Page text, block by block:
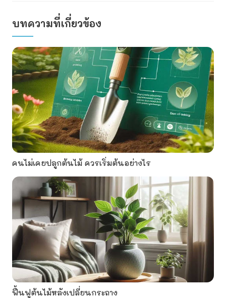
บทความที่เกี่ยวข้อง
คนไม่เคยปลูกต้นไม้ ควรเริ่มต้นอย่างไร
ฟื้นฟูต้นไม้หลังเปลี่ยนกระถาง